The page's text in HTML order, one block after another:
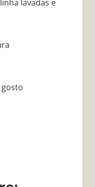
lavadas e